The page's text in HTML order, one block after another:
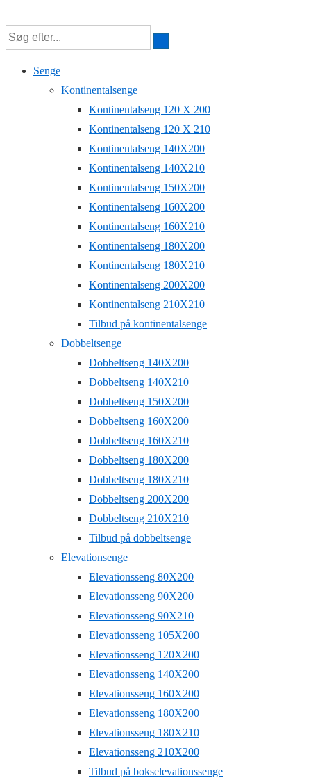
Hop
til
hovedindhold
Senge
Kontinentalsenge
Kontinentalseng 120 X 200
Kontinentalseng 120 X 210
Kontinentalseng 140X200
Kontinentalseng 140X210
Kontinentalseng 150X200
Kontinentalseng 160X200
Kontinentalseng 160X210
Kontinentalseng 180X200
Kontinentalseng 180X210
Kontinentalseng 200X200
Kontinentalseng 210X210
Tilbud på kontinentalsenge
Dobbeltsenge
Dobbeltseng 140X200
Dobbeltseng 140X210
Dobbeltseng 150X200
Dobbeltseng 160X200
Dobbeltseng 160X210
Dobbeltseng 180X200
Dobbeltseng 180X210
Dobbeltseng 200X200
Dobbeltseng 210X210
Tilbud på dobbeltsenge
Elevationsenge
Elevationsseng 80X200
Elevationsseng 90X200
Elevationsseng 90X210
Elevationsseng 105X200
Elevationsseng 120X200
Elevationsseng 140X200
Elevationsseng 160X200
Elevationsseng 180X200
Elevationsseng 180X210
Elevationsseng 210X200
Tilbud på bokselevationssenge